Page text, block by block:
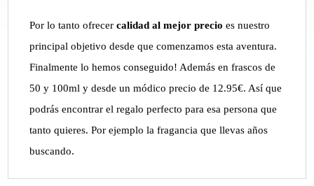
Por lo tanto ofrecercalidad al mejor precio es nuestro
principal objetivo desde que comenzamos esta aventura.
Finalmente lo hemos conseguido! Además en frascos de
50 y 100ml y desde un módico precio de 12.95€. Así que
podrás encontrar el regalo perfecto para esa persona que
tanto quieres. Por ejemplo la fragancia que llevas años
buscando.